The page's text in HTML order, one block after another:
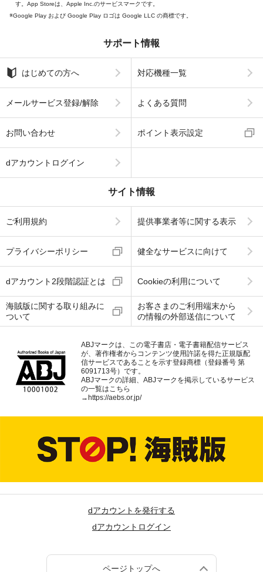
す。App Storeは、Apple Inc.のサービスマークです。
Google Play および Google Play ロゴは Google LLC の商標です。
サポート情報
はじめての方へ 対応機種一覧
メールサービス登録/解除 よくある質問
お問い合わせ ポイント表示設定
dアカウントログイン
サイト情報
ご利用規約 提供事業者等に関する表示
プライバシーポリシー 健全なサービスに向けて
dアカウント2段階認証とは Cookieの利用について
海賊版に関する取り組みに
ついて
お客さまのご利用端末から
の情報の外部送信について
ABJマークは、この電子書店・電子書籍配信サービス
が、著作権者からコンテンツ使用許諾を得た正規版配
信サービスであることを示す登録商標（登録番号 第
6091713号）です。
ABJマークの詳細、ABJマークを掲示しているサービス
の一覧はこちら
→ https://aebs.or.jp/
dアカウントを発行する
dアカウントログイン
ページトップへ